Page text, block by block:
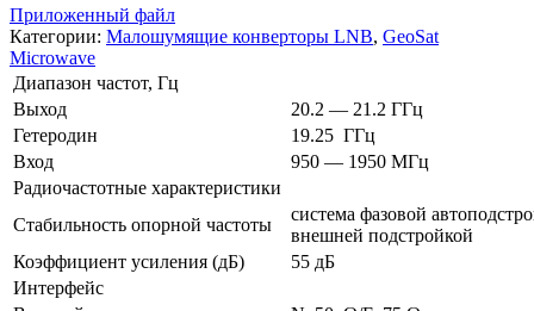
Приложенный файл
Категории: Малошумящие конверторы LNB, GeoSat
Microwave
Диапазон частот, Гц
Выход
20.2 — 21.2 ГГц
Гетеродин
19.25 ГГц
Вход
950 — 1950 МГц
Радиочастотные характеристики
Стабильность опорной частоты
система фазовой
внешней подстройкой
Коэффициент усиления (дБ)
55 дБ
Интерфейс